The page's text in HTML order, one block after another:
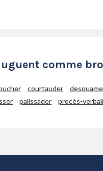
comme
courtauder
palissader procès-